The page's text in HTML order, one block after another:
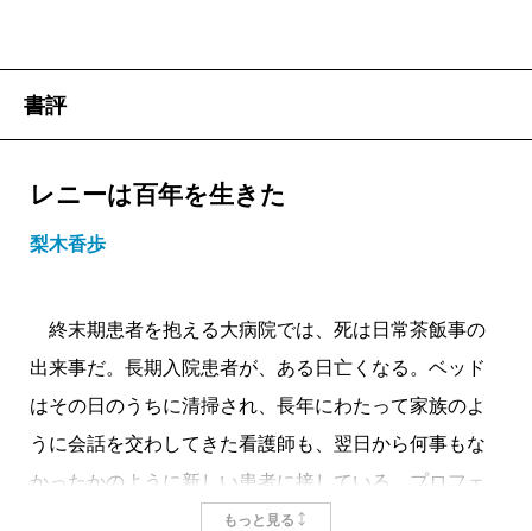
書評
レニーは百年を生きた
梨木香歩
終末期患者を抱える大病院では、死は日常茶飯事の
出来事だ。長期入院患者が、ある日亡くなる。ベッド
はその日のうちに清掃され、長年にわたって家族のよ
うに会話を交わしてきた看護師も、翌日から何事もな
かったかのように新しい患者に接している。プロフェ
ッショナルとはそういうものなのだろう。しかし同部
もっと見る